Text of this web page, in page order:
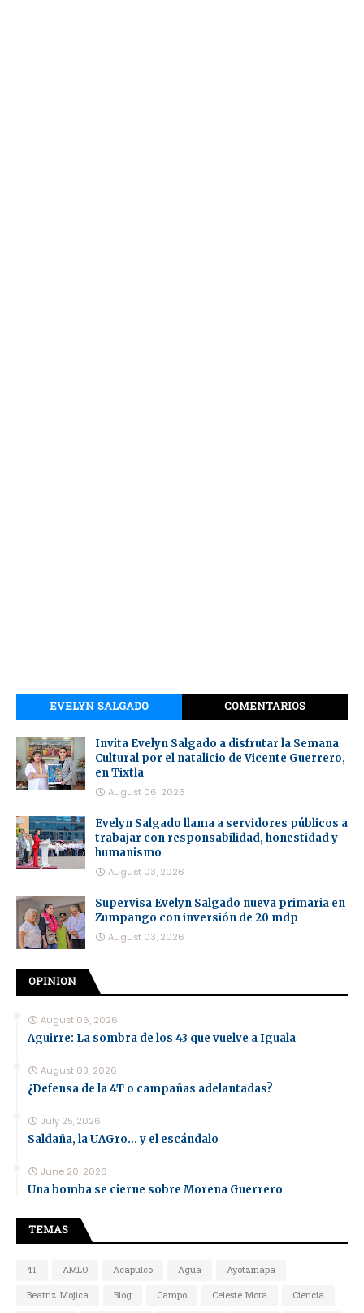
EVELYN SALGADO COMENTARIOS
Invita Evelyn Salgado a disfrutar la Semana
Cultural por el natalicio de Vicente Guerrero,
en Tixtla
August 06, 2026
Evelyn Salgado llama a servidores públicos a
trabajar con responsabilidad, honestidad y
humanismo
August 03, 2026
Supervisa Evelyn Salgado nueva primaria en
Zumpango con inversión de 20 mdp
August 03, 2026
OPINION
August 06, 2026
Aguirre: La sombra de los 43 que vuelve a Iguala
August 03, 2026
¿Defensa de la 4T o campañas adelantadas?
July 25, 2026
Saldaña, la UAGro... y el escándalo
June 20, 2026
Una bomba se cierne sobre Morena Guerrero
TEMAS
4T AMLO Acapulco Agua
Ayotzinapa
Beatriz Mojica
Blog Campo Celeste Mora
Ciencia